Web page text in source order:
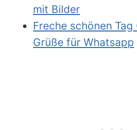
mit Bilder
Freche schönen
Grüße für Whatsapp